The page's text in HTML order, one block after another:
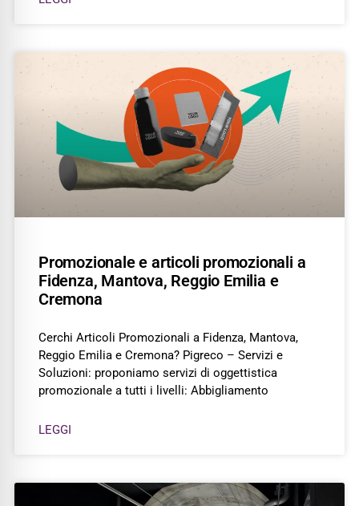
Promozionale e articoli promozionali a
Fidenza, Mantova, Reggio Emilia e
Cremona
Cerchi Articoli Promozionali a Fidenza, Mantova,
Reggio Emilia e Cremona? Pigreco – Servizi e
Soluzioni: proponiamo servizi di oggettistica
promozionale a tutti i livelli: Abbigliamento
LEGGI